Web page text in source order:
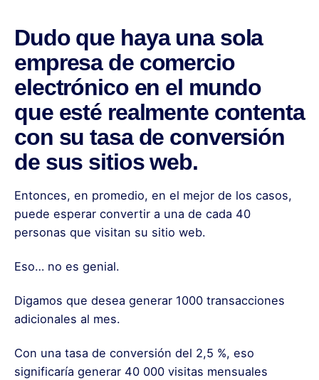
Dudo que haya una sola
empresa de comercio
electrónico en el mundo
que esté realmente contenta
con su tasa de conversión
de sus sitios web.
Entonces, en promedio, en el mejor de los casos,
puede esperar convertir a una de cada 40
personas que visitan su sitio web.
Eso… no es genial.
Digamos que desea generar 1000 transacciones
adicionales al mes.
Con una tasa de conversión del 2,5 %, eso
significaría generar 40 000 visitas mensuales